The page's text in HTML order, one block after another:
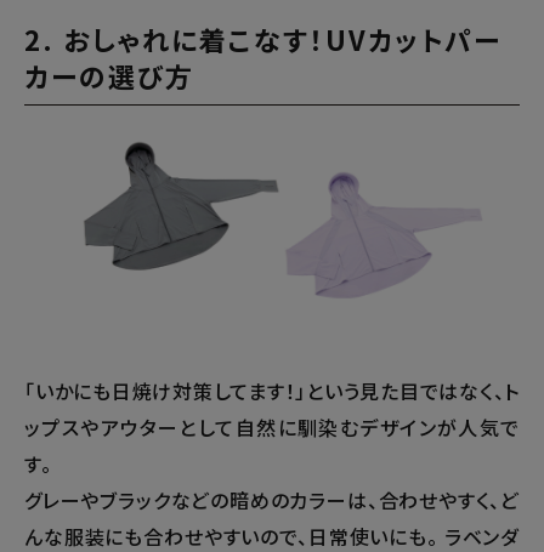
2. おしゃれに着こなす！UVカットパー
カーの選び方
「いかにも日焼け対策してます！」という見た目ではなく、ト
ップスやアウターとして自然に馴染むデザインが人気で
す。
グレーやブラックなどの暗めのカラーは、合わせやすく、ど
んな服装にも合わせやすいので、日常使いにも。 ラベンダ